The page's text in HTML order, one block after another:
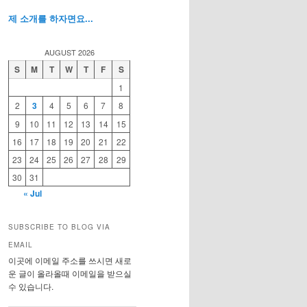
제 소개를 하자면요...
AUGUST 2026
S M T W T F S
1
2
3 4 5 6 7
8
9
10 11 12 13 14
15
16
17 18 19 20 21
22
23
24 25 26 27 28
29
30
31
« Jul
SUBSCRIBE TO BLOG VIA
EMAIL
이곳에 이메일 주소를 쓰시면 새로
운 글이 올라올때 이메일을 받으실
수 있습니다.